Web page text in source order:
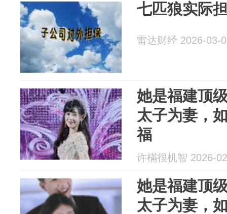
七匹狼实际
雷达财经 2026-03-
她是福建顶
太子为妻，
福
许樠很机智 2026-
她是福建顶
太子为妻，